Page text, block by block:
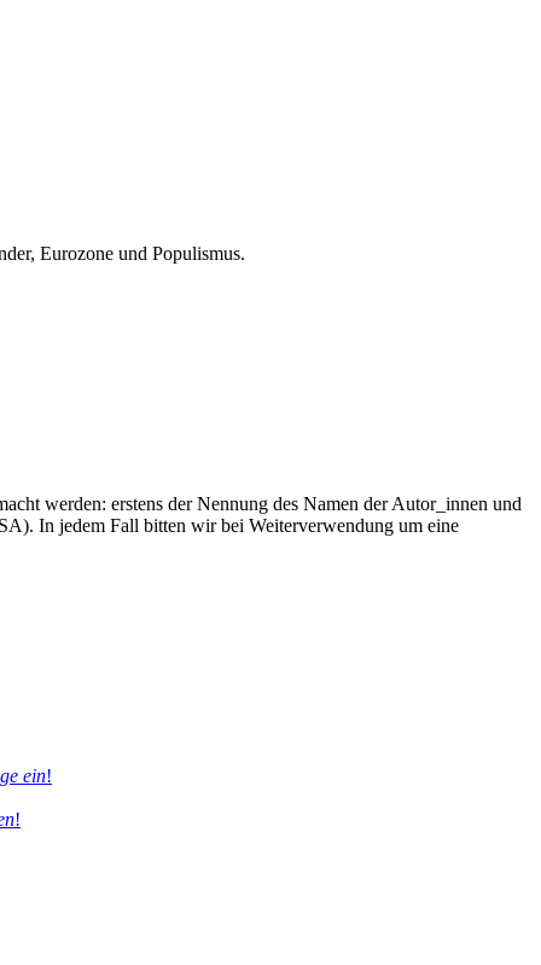
Eurozone und Populismus.
werden: erstens der Nennung des Namen der Autor_innen und
In jedem Fall bitten wir bei Weiterverwendung um eine
ein!
!